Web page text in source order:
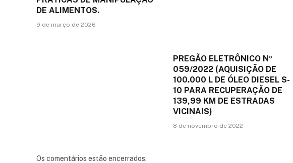
DE ALIMENTOS.
9 de março de 2026
PREGÃO ELETRÔNICO Nº
059/2022 (AQUISIÇÃO DE
100.000 L DE ÓLEO DIESEL S-
10 PARA RECUPERAÇÃO DE
139,99 KM DE ESTRADAS
VICINAIS)
8 de novembro de 2022
Os comentários estão encerrados.